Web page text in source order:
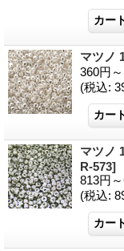
マツノ
360円
(税込:
マツノ
R-573]
813円
(税込: